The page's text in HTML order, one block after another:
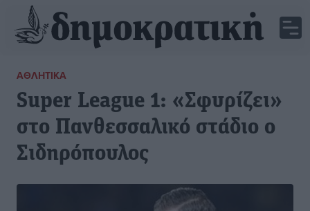
ΑΘΛΗΤΙΚΆ
Super League 1: «Σφυρίζει»
στο Πανθεσσαλικό στάδιο ο
Σιδηρόπουλος